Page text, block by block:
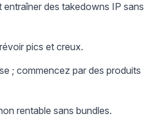
entraîner des takedowns IP sans
pics et creux.
; commencez par des produits
rentable sans bundles.